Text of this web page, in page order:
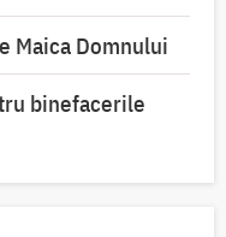
Maica Domnului
binefacerile